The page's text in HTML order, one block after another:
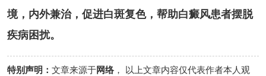
境，内外兼治，促进白斑复色，帮助白癜风患者摆脱
疾病困扰。
特别声明： 文章来源于网络， 以上文章内容仅代表作者本人观